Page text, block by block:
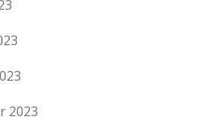
2023